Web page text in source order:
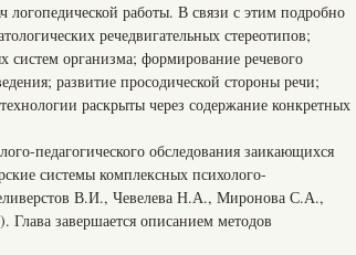
работы. В связи с этим подробно
речедвигательных стереотипов;
систем организма; формирование речевого
развитие просодической стороны речи;
раскрыты через содержание конкретных
педагогического обследования заикающихся
системы комплексных психолого-
В.И., Чевелева Н.А., Миронова С.А.,
завершается описанием методов